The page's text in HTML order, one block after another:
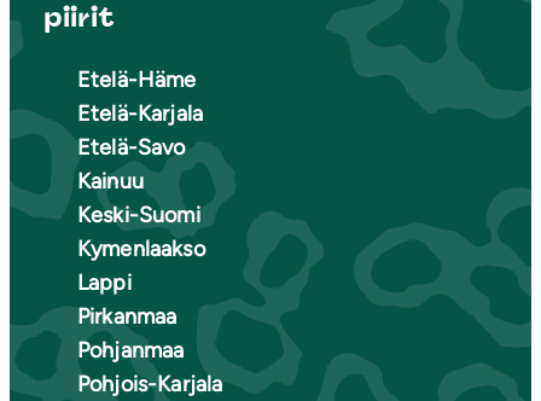
piirit
Etelä-Häme
Etelä-Karjala
Etelä-Savo
Kainuu
Keski-Suomi
Kymenlaakso
Lappi
Pirkanmaa
Pohjanmaa
Pohjois-Karjala